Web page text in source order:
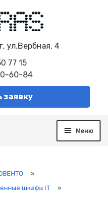
ул.Вербная, 4
77 15
60-84
заявку
Меню
управления
»
шкафы IT
»